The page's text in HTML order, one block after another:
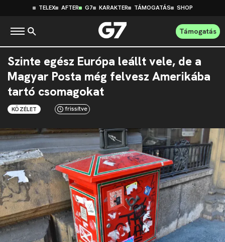
TELEX AFTER G7 KARAKTER TÁMOGATÁS SHOP
Támogatás
Szinte egész Európa leállt vele, de a
Magyar Posta még felvesz Amerikába
tartó csomagokat
KÖZÉLET frissítve